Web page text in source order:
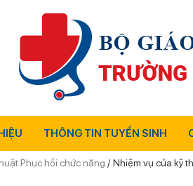
THÔNG TIN TUYỂN SINH
Phục hồi chức năng / Nhiệm vụ của kỹ